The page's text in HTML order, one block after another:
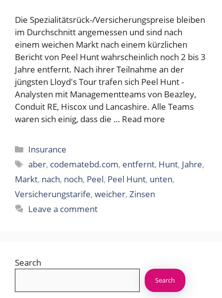
Die Spezialitätsrück-/Versicherungspreise bleiben
im Durchschnitt angemessen und sind nach
einem weichen Markt nach einem kürzlichen
Bericht von Peel Hunt wahrscheinlich noch 2 bis 3
Jahre entfernt. Nach ihrer Teilnahme an der
jüngsten Lloyd's Tour trafen sich Peel Hunt -
Analysten mit Managementteams von Beazley,
Conduit RE, Hiscox und Lancashire. Alle Teams
waren sich einig, dass die … Read more
Categories
Insurance
Tags
aber, codematebd.com, entfernt, Hunt, Jahre,
Markt, nach, noch, Peel, Peel Hunt, unten,
Versicherungstarife, weicher, Zinsen
Leave a comment
Search
Search